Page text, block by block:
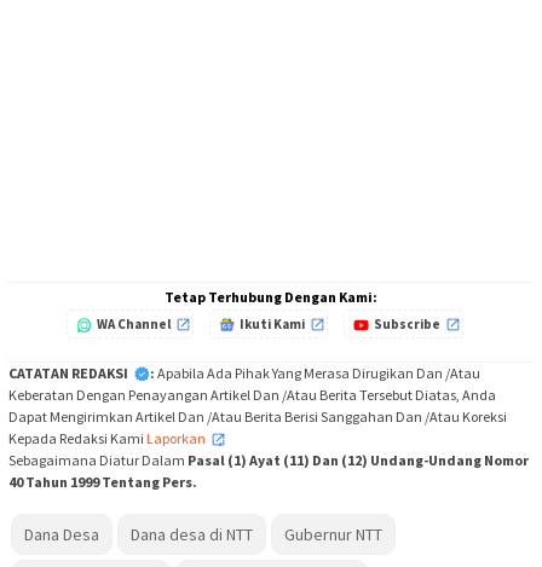
Tetap Terhubung Dengan Kami:
WA Channel Ikuti Kami Subscribe
CATATAN REDAKSI : Apabila Ada Pihak Yang Merasa Dirugikan Dan /Atau
Keberatan Dengan Penayangan Artikel Dan /Atau Berita Tersebut Diatas, Anda
Dapat Mengirimkan Artikel Dan /Atau Berita Berisi Sanggahan Dan /Atau Koreksi
Kepada Redaksi Kami Laporkan
,
Sebagaimana Diatur Dalam Pasal (1) Ayat (11) Dan (12) Undang-Undang Nomor
40 Tahun 1999 Tentang Pers.
Dana Desa Dana desa di NTT Gubernur NTT